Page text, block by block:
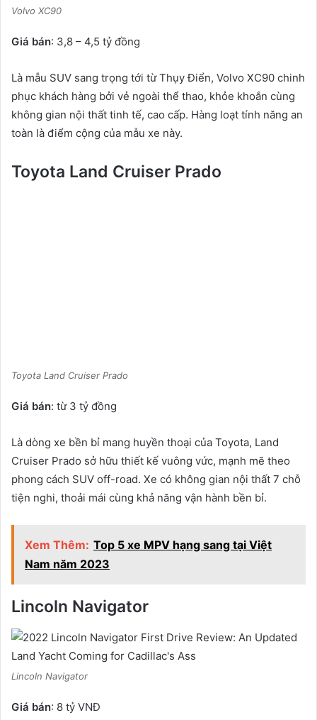
Volvo XC90
Giá bán: 3,8 – 4,5 tỷ đồng
Là mẫu SUV sang trọng tới từ Thụy Điển, Volvo XC90 chinh
phục khách hàng bởi vẻ ngoài thể thao, khỏe khoắn cùng
không gian nội thất tinh tế, cao cấp. Hàng loạt tính năng an
toàn là điểm cộng của mẫu xe này.
Toyota Land Cruiser Prado
Toyota Land Cruiser Prado
Giá bán: từ 3 tỷ đồng
Là dòng xe bền bỉ mang huyền thoại của Toyota, Land
Cruiser Prado sở hữu thiết kế vuông vức, mạnh mẽ theo
phong cách SUV off-road. Xe có không gian nội thất 7 chỗ
tiện nghi, thoải mái cùng khả năng vận hành bền bỉ.
Xem Thêm: Top 5 xe MPV hạng sang tại Việt
Nam năm 2023
Lincoln Navigator
Lincoln Navigator
Giá bán: 8 tỷ VNĐ